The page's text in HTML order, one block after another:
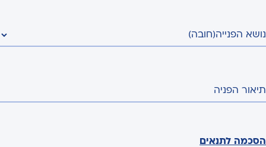
נושא הפנייה(חובה)
תיאור הפניה
הסכמה לתנאים